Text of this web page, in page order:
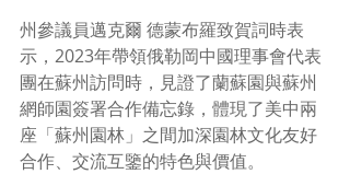
州參議員邁克爾 德蒙布羅致賀詞時表
示，2023年帶領俄勒岡中國理事會代表
團在蘇州訪問時，見證了蘭蘇園與蘇州
網師園簽署合作備忘錄，體現了美中兩
座「蘇州園林」之間加深園林文化友好
合作、交流互鑒的特色與價值。